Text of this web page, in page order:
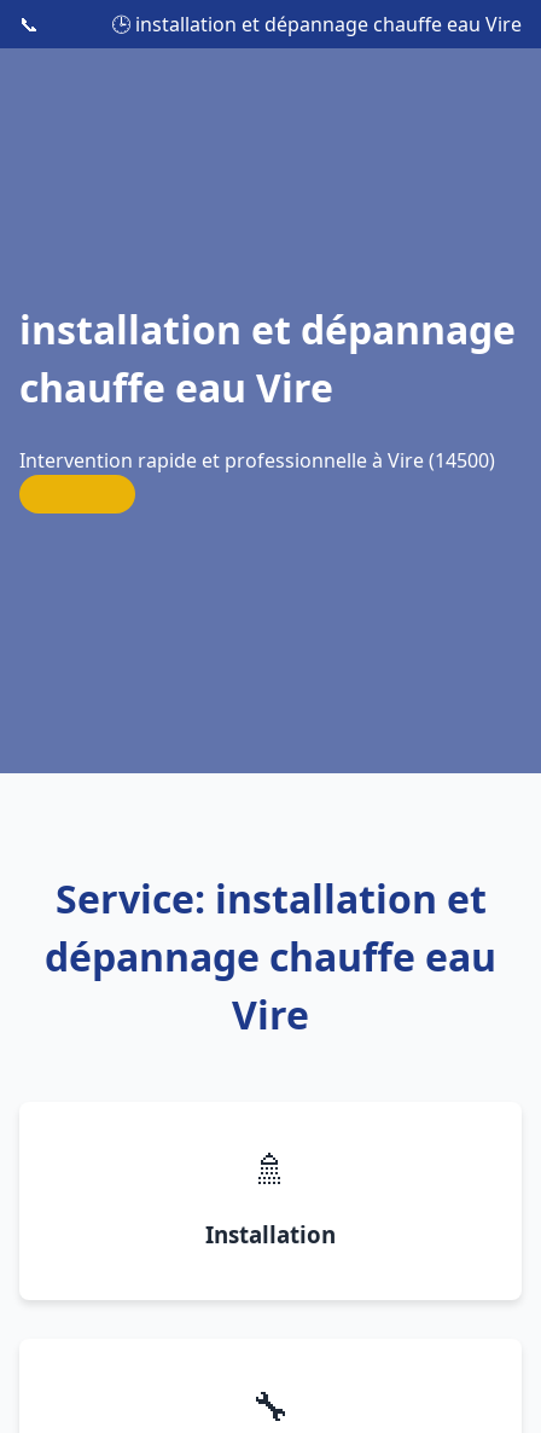
📞 🕒 installation et dépannage chauffe eau Vire
installation et dépannage
chauffe eau Vire
Intervention rapide et professionnelle à Vire (14500)
Service: installation et
dépannage chauffe eau
Vire
🚿
Installation
🔧